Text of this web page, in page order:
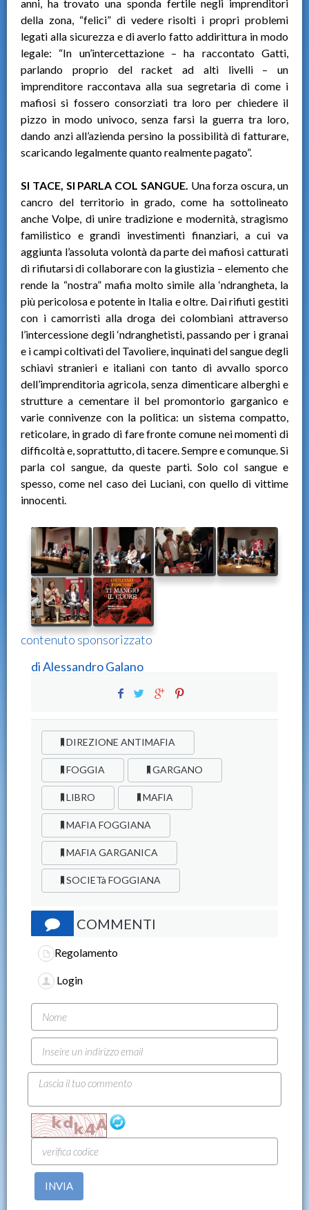
anni, ha trovato una sponda fertile negli imprenditori
della zona, “felici” di vedere risolti i propri problemi
legati alla sicurezza e di averlo fatto addirittura in modo
legale: “In un’intercettazione – ha raccontato Gatti,
parlando proprio del racket ad alti livelli – un
imprenditore raccontava alla sua segretaria di come i
mafiosi si fossero consorziati tra loro per chiedere il
pizzo in modo univoco, senza farsi la guerra tra loro,
dando anzi all’azienda persino la possibilità di fatturare,
scaricando legalmente quanto realmente pagato”.
SI TACE, SI PARLA COL SANGUE. Una forza oscura, un
cancro del territorio in grado, come ha sottolineato
anche Volpe, di unire tradizione e modernità, stragismo
familistico e grandi investimenti finanziari, a cui va
aggiunta l’assoluta volontà da parte dei mafiosi catturati
di rifiutarsi di collaborare con la giustizia – elemento che
rende la “nostra” mafia molto simile alla ‘ndrangheta, la
più pericolosa e potente in Italia e oltre. Dai rifiuti gestiti
con i camorristi alla droga dei colombiani attraverso
l’intercessione degli ‘ndranghetisti, passando per i granai
e i campi coltivati del Tavoliere, inquinati del sangue degli
schiavi stranieri e italiani con tanto di avvallo sporco
dell’imprenditoria agricola, senza dimenticare alberghi e
strutture a cementare il bel promontorio garganico e
varie connivenze con la politica: un sistema compatto,
reticolare, in grado di fare fronte comune nei momenti di
difficoltà e, soprattutto, di tacere. Sempre e comunque. Si
parla col sangue, da queste parti. Solo col sangue e
spesso, come nel caso dei Luciani, con quello di vittime
innocenti.
contenuto sponsorizzato
diAlessandro Galano
DIREZIONE ANTIMAFIA
FOGGIA GARGANO
LIBRO MAFIA
MAFIA FOGGIANA
MAFIA GARGANICA
SOCIETà FOGGIANA
COMMENTI
Regolamento
Login
INVIA